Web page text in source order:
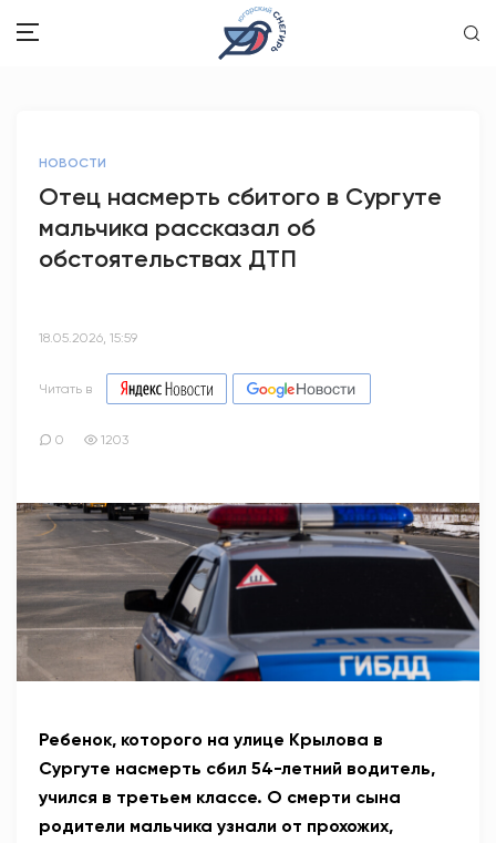
ОБРАЗОВАНИЕ
ПСИХОЛОГИЯ
СПОРТ
АНТИТЕРРОР
НОВОСТИ
ОФИЦИАЛЬНО
94,84
Вход / Регистрация
НОВОСТИ
Отец насмерть сбитого в Сургуте
мальчика рассказал об
обстоятельствах ДТП
18.05.2026, 15:59
Читать в
0 1203
Ребенок, которого на улице Крылова в
Сургуте насмерть сбил 54-летний водитель,
учился в третьем классе. О смерти сына
родители мальчика узнали от прохожих,